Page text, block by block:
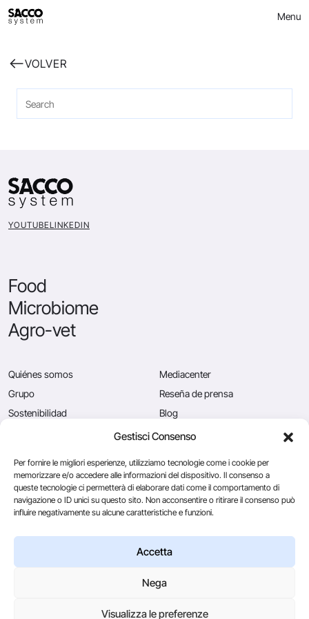
Gestisci Consenso
Per fornire le migliori esperienze, utilizziamo tecnologie come i cookie per
memorizzare e/o accedere alle informazioni del dispositivo. Il consenso a
queste tecnologie ci permetterà di elaborare dati come il comportamento di
navigazione o ID unici su questo sito. Non acconsentire o ritirare il consenso può
influire negativamente su alcune caratteristiche e funzioni.
Accetta
Nega
Visualizza le preferenze
Skip
to
Menu
VOLVER
YOUTUBELINKEDIN
Food
Microbiome
Agro-vet
Quiénes somos
Grupo
Sostenibilidad
Mediacenter
Reseña de prensa
Blog
Puestos vacantes
Caglificio Clerici
Ingredients
by Sacco System
Via Manzoni, 29/A 22071 Cadorago (Co) - P.IVA 01543570137